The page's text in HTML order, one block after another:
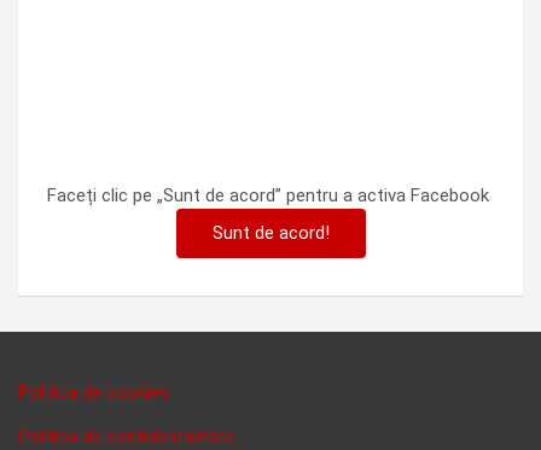
Faceți clic pe „Sunt de acord” pentru a activa Facebook
Sunt de acord!
Politica de cookies
Politica de confidentalitate